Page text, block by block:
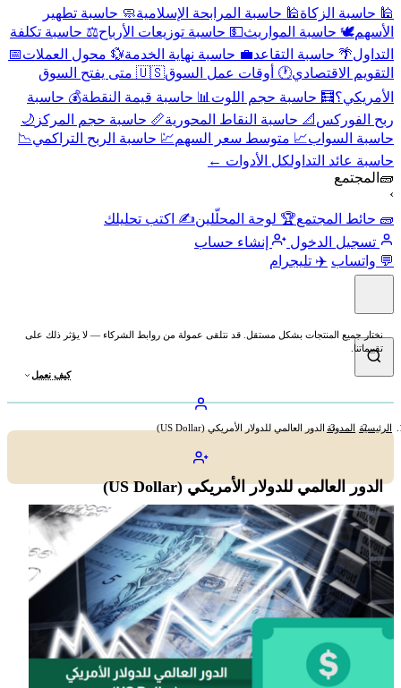
🕌 حاسبة الزكاة🕌 حاسبة المرابحة الإسلامية🧼 حاسبة تطهير
الأسهم🕊️ حاسبة المواريث💵 حاسبة توزيعات الأرباح⚖️ حاسبة تكلفة
التداول🌴 حاسبة التقاعد💼 حاسبة نهاية الخدمة💱 محول العملات📅
التقويم الاقتصادي🕐 أوقات عمل السوق
🇺🇸 متى يفتح السوق
الأمريكي؟🧮 حاسبة حجم اللوت 📊 حاسبة قيمة النقطة💰 حاسبة
ربح الفوركس 📐 حاسبة النقاط المحورية📏 حاسبة حجم المركز 🌙
حاسبة السواب📈 متوسط سعر السهم💹 حاسبة الربح التراكمي📉
حاسبة عائد التداولكل الأدوات ←
🧱 المجتمع
›
🧱 حائط المجتمع🏆 لوحة المحلّلين✍️ اكتب تحليلك
تسجيل الدخول
إنشاء حساب
💬 واتساب ✈️ تليجرام
نختار جميع المنتجات بشكل مستقل. قد نتلقى عمولة من روابط الشركاء — لا يؤثر ذلك على
تقييماتنا.
كيف نعمل
الرئيسية المدونة الدور العالمي للدولار الأمريكي (US Dollar)
الدور العالمي للدولار الأمريكي (US Dollar)